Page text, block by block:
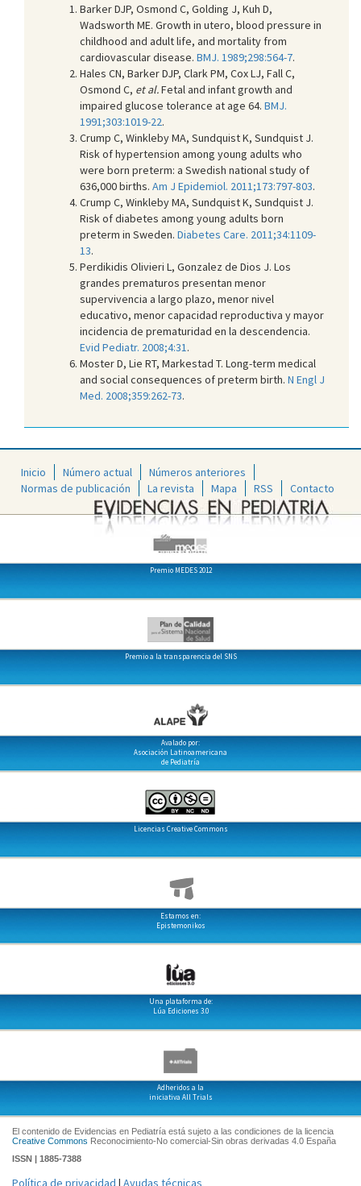
Barker DJP, Osmond C, Golding J, Kuh D,
Wadsworth ME. Growth in utero, blood pressure in
childhood and adult life, and mortality from
cardiovascular disease. BMJ. 1989;298:564-7.
Hales CN, Barker DJP, Clark PM, Cox LJ, Fall C,
Osmond C, et al.Fetal and infant growth and
impaired glucose tolerance at age 64. BMJ.
1991;303:1019-22.
Crump C, Winkleby MA, Sundquist K, Sundquist J.
Risk of hypertension among young adults who
were born preterm: a Swedish national study of
636,000 births. Am J Epidemiol. 2011;173:797-803.
Crump C, Winkleby MA, Sundquist K, Sundquist J.
Risk of diabetes among young adults born
preterm in Sweden. Diabetes Care. 2011;34:1109-
13.
Perdikidis Olivieri L, Gonzalez de Dios J. Los
grandes prematuros presentan menor
supervivencia a largo plazo, menor nivel
educativo, menor capacidad reproductiva y mayor
incidencia de prematuridad en la descendencia.
Evid Pediatr. 2008;4:31 .
Moster D, Lie RT, Markestad T. Long-term medical
and social consequences of preterm birth. N Engl J
Med. 2008;359:262-73.
Inicio Número actual
Números anteriores
Normas de publicación
La revista Mapa RSS Contacto
Premio MEDES 2012
Premio a la transparencia del SNS
Avalado por:
Asociación Latinoamericana
de Pediatría
Licencias Creative Commons
Estamos en:
Epistemonikos
Una plataforma de:
Lúa Ediciones 3.0
Adheridos a la
iniciativa All Trials
El contenido de Evidencias en Pediatría está sujeto a las condiciones de la licencia
Creative Commons Reconocimiento-No comercial-Sin obras derivadas 4.0 España
ISSN | 1885-7388
Política de privacidad | Ayudas técnicas